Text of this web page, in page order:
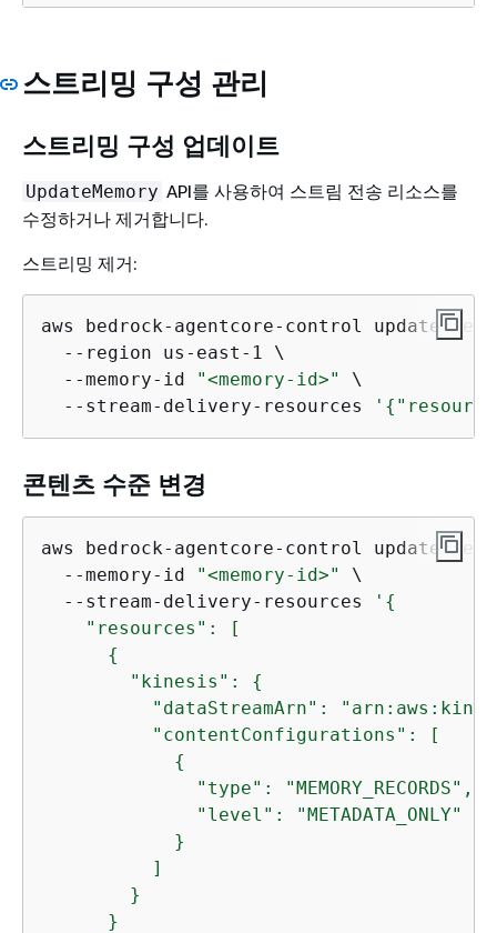
스트리밍 구성 관리
스트리밍 구성 업데이트
UpdateMemory API를 사용하여 스트림 전송 리소스를
수정하거나 제거합니다.
스트리밍 제거:
aws bedrock-agentcore-control update-
  --region us-east-1 \
  --memory-id
"<memory-id>"
\
  --stream-delivery-resources
' {
콘텐츠 수준 변경
aws bedrock-agentcore-control update-
  --memory-id
"<memory-id>"
\
  --stream-delivery-resources
' {
    "resources": [
{
        "kinesis":
{
"dataStreamArn":
          "contentConfigurations": [
{
              "type": "MEMORY_RECORDS",
              "level": "METADATA_ONLY"
            }
          ]
        }
      }